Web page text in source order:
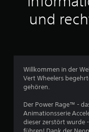
und
Willkommen in der
Vert Wheelers
gehören.
Der Power Rage™ -
Animationsserie
dieser zerstört wurde